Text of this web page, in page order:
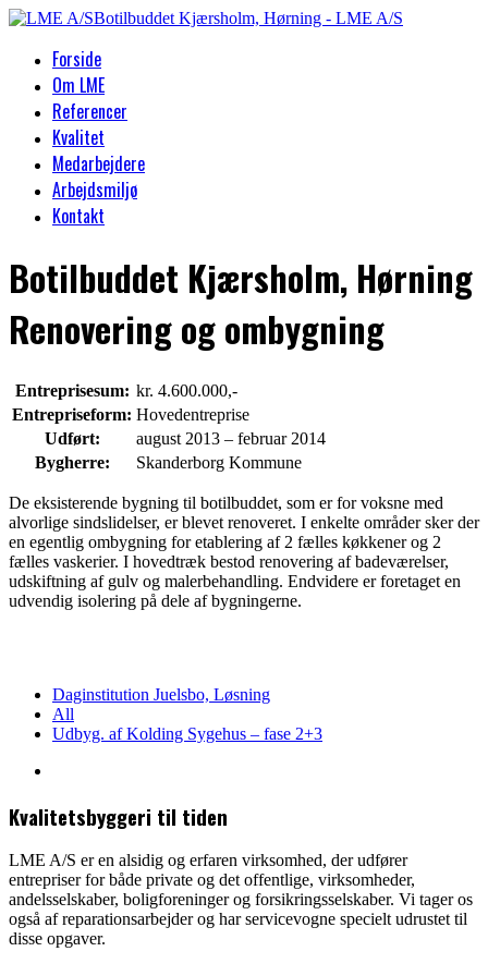
Forside
Om LME
Referencer
Kvalitet
Medarbejdere
Arbejdsmiljø
Kontakt
Botilbuddet Kjærsholm, Hørning
Renovering og ombygning
Entreprisesum: kr. 4.600.000,-
Entrepriseform: Hovedentreprise
Udført:
august 2013 – februar 2014
Bygherre:
Skanderborg Kommune
De eksisterende bygning til botilbuddet, som er for voksne med
alvorlige sindslidelser, er blevet renoveret. I enkelte områder sker der
en egentlig ombygning for etablering af 2 fælles køkkener og 2
fælles vaskerier. I hovedtræk bestod renovering af badeværelser,
udskiftning af gulv og malerbehandling. Endvidere er foretaget en
udvendig isolering på dele af bygningerne.
Daginstitution Juelsbo, Løsning
All
Udbyg. af Kolding Sygehus – fase 2+3
Kvalitetsbyggeri til tiden
LME A/S er en alsidig og erfaren virksomhed, der udfører
entrepriser for både private og det offentlige, virksomheder,
andelsselskaber, boligforeninger og forsikringsselskaber. Vi tager os
også af reparationsarbejder og har servicevogne specielt udrustet til
disse opgaver.